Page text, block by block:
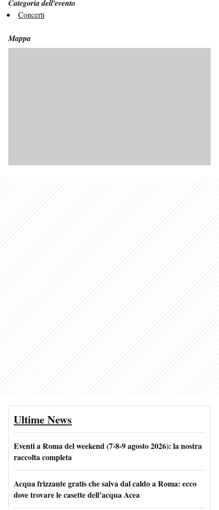
Categoria dell'evento
Concerti
Mappa
Ultime News
Eventi a Roma del weekend (7-8-9 agosto 2026): la nostra
raccolta completa
Acqua frizzante gratis che salva dal caldo a Roma: ecco
dove trovare le casette dell’acqua Acea